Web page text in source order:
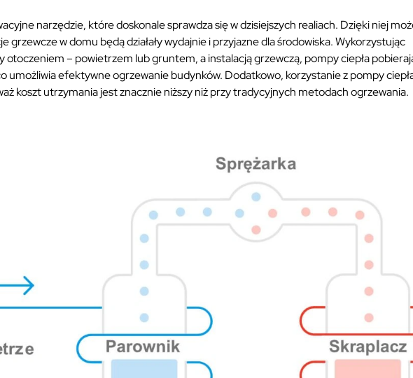
narzędzie, które doskonale sprawdza się w dzisiejszych realiach. Dzięki niej
grzewcze w domu będą działały wydajnie i przyjazne dla środowiska. Wykorzystując
– powietrzem lub gruntem, a instalacją grzewczą, pompy ciepła
umożliwia efektywne ogrzewanie budynków. Dodatkowo, korzystanie z pompy
koszt utrzymania jest znacznie niższy niż przy tradycyjnych metodach ogrzewania.